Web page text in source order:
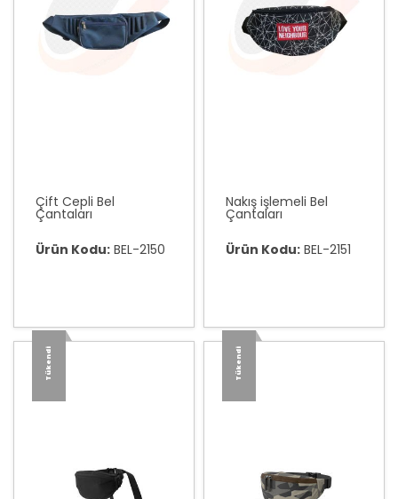
Çift Cepli Bel
Çantaları
Ürün Kodu: BEL-2150
Nakış işlemeli Bel
Çantaları
Ürün Kodu: BEL-2151
Tükendi Tükendi